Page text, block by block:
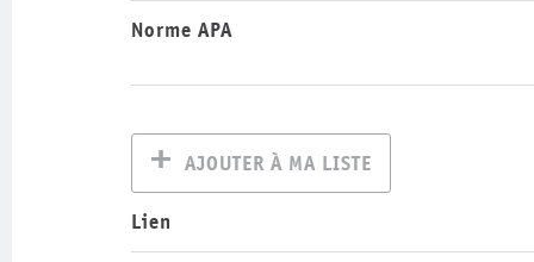
Norme APA
AJOUTER À MA LISTE
Lien